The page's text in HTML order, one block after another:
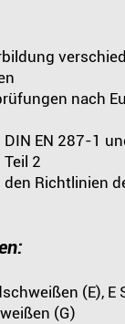
nach
EN 287-1
2
Richtlinien
(E), E
(G)